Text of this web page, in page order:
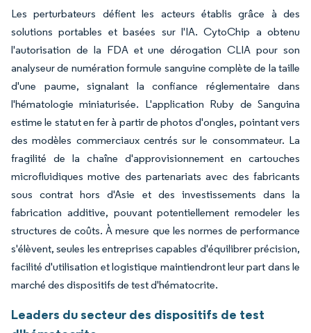
Les perturbateurs défient les acteurs établis grâce à des
solutions portables et basées sur l'IA. CytoChip a obtenu
l'autorisation de la FDA et une dérogation CLIA pour son
analyseur de numération formule sanguine complète de la taille
d'une paume, signalant la confiance réglementaire dans
l'hématologie miniaturisée. L'application Ruby de Sanguina
estime le statut en fer à partir de photos d'ongles, pointant vers
des modèles commerciaux centrés sur le consommateur. La
fragilité de la chaîne d'approvisionnement en cartouches
microfluidiques motive des partenariats avec des fabricants
sous contrat hors d'Asie et des investissements dans la
fabrication additive, pouvant potentiellement remodeler les
structures de coûts. À mesure que les normes de performance
s'élèvent, seules les entreprises capables d'équilibrer précision,
facilité d'utilisation et logistique maintiendront leur part dans le
marché des dispositifs de test d'hématocrite.
Leaders du secteur des dispositifs de test